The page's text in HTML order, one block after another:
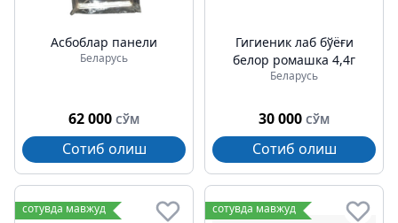
Асбоблар панели
Беларусь
62 000 СЎМ
Сотиб олиш
Гигиеник лаб бўёғи
белор ромашка 4,4г
Беларусь
30 000 СЎМ
Сотиб олиш
сотувда мавжуд сотувда мавжуд